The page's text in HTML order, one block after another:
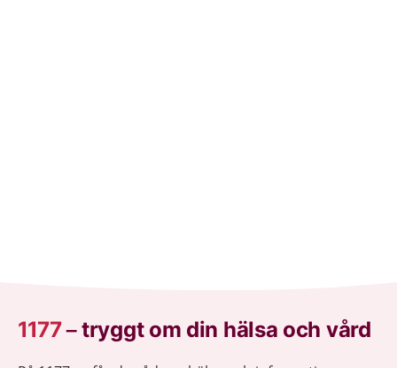
1177–tryggt om din hälsa och vård